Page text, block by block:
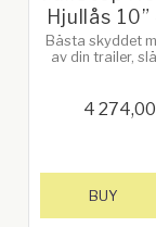
Hjullås 10”
​Bästa skyddet
av din trailer,
på ditt fordon. Se
nedan!
4 274,00
BUY